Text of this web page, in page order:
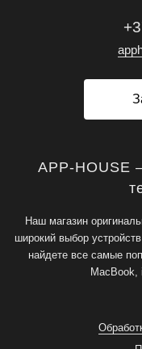
APP-HOUSE
Наш магазин
широкий выбор
найдете все самые
MacBook,